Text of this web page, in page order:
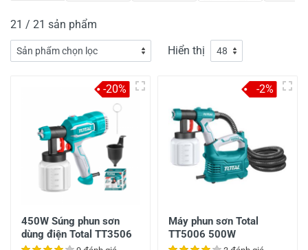
21 / 21 sản phẩm
Hiển thị
450W Súng phun sơn
dùng điện Total TT3506
-20%
Máy phun sơn Total
TT5006 500W
-2%